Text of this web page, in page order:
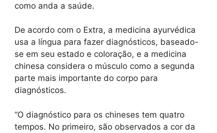
como anda a saúde.
De acordo com o Extra, a medicina ayurvédica
usa a língua para fazer diagnósticos, baseado-
se em seu estado e coloração, e a medicina
chinesa considera o músculo como a segunda
parte mais importante do corpo para
diagnósticos.
“O diagnóstico para os chineses tem quatro
tempos. No primeiro, são observados a cor da